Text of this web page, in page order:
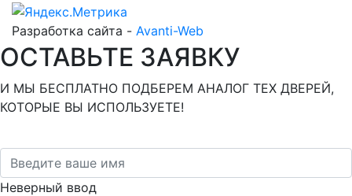
Разработка сайта - Avanti-Web
ОСТАВЬТЕ ЗАЯВКУ
И МЫ БЕСПЛАТНО ПОДБЕРЕМ АНАЛОГ ТЕХ ДВЕРЕЙ,
КОТОРЫЕ ВЫ ИСПОЛЬЗУЕТЕ!
Неверный ввод